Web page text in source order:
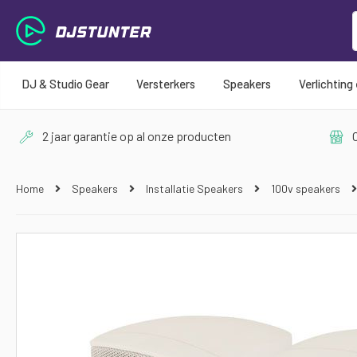
DJ & Studio Gear Versterkers Speakers
2 jaar garantie op al onze producten
Home Speakers Installatie Speakers 100v speakers